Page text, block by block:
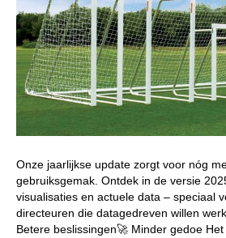
Onze jaarlijkse update zorgt voor nóg
gebruiksgemak. Ontdek in de versie
visualisaties en actuele data – speciaal
directeuren die datagedreven willen
Betere beslissingen🚀 Minder gedoe